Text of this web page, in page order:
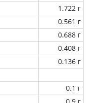
1.722 г
0.561 г
0.688 г
0.408 г
0.136 г
0.1 г